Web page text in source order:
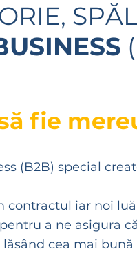
fie
(B2B) special
contractul iar noi
a ne asigura
cea mai bună